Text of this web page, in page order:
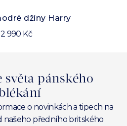
džíny Harry
2 990 Kč
světa pánského
o novinkách a tipech na
našeho předního britského